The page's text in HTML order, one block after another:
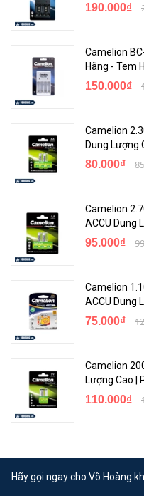
190.000₫
Camelion
Hãng - Tem
150.000₫
Camelion
Dung Lượng
80.000₫
Camelion
ACCU Dung
95.000₫
Camelion
ACCU Dung
75.000₫
Camelion
Lượng Cao |
110.000₫
Hãy gọi ngay cho Võ Hoàng